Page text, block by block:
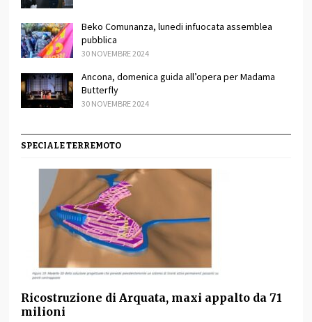
Beko Comunanza, lunedi infuocata assemblea
pubblica
30 NOVEMBRE 2024
Ancona, domenica guida all’opera per Madama
Butterfly
30 NOVEMBRE 2024
SPECIALE TERREMOTO
Ricostruzione di Arquata, maxi appalto da 71
milioni